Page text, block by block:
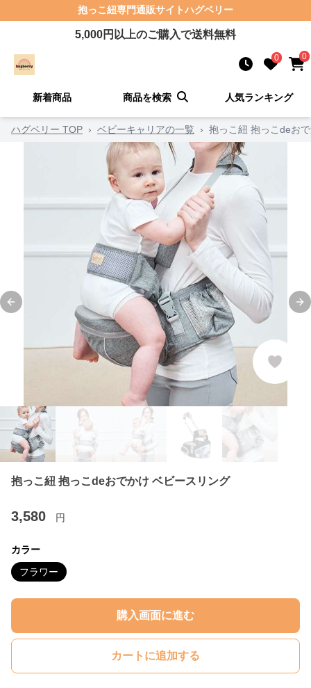
抱っこ紐専門通販サイトハグベリー
5,000円以上のご購入で送料無料
0 0
新着商品 商品を検索 人気ランキング
ハグベリー TOP › ベビーキャリアの一覧 › 抱っこ紐 抱っこdeお
Previous slide
抱っこ紐 抱っこdeおでかけ ベビースリング
3,580 円
カラー
フラワー
購入画面に進む
カートに追加する